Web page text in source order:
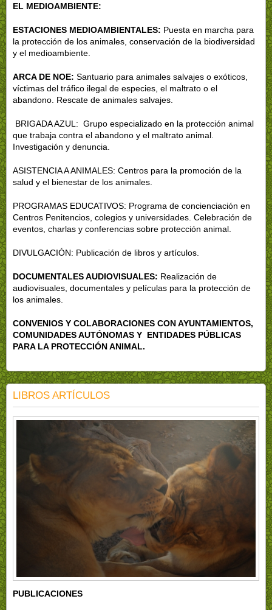
EL MEDIOAMBIENTE:
ESTACIONES MEDIOAMBIENTALES: Puesta en marcha para
la protección de los animales, conservación de la biodiversidad
y el medioambiente.
ARCA DE NOE: Santuario para animales salvajes o exóticos,
víctimas del tráfico ilegal de especies, el maltrato o el
abandono. Rescate de animales salvajes.
BRIGADA AZUL: Grupo especializado en la protección animal
que trabaja contra el abandono y el maltrato animal.
Investigación y denuncia.
ASISTENCIA A ANIMALES: Centros para la promoción de la
salud y el bienestar de los animales.
PROGRAMAS EDUCATIVOS: Programa de concienciación en
Centros Penitencios, colegios y universidades. Celebración de
eventos, charlas y conferencias sobre protección animal.
DIVULGACIÓN: Publicación de libros y artículos.
DOCUMENTALES AUDIOVISUALES: Realización de
audiovisuales, documentales y películas para la protección de
los animales.
CONVENIOS Y COLABORACIONES CON AYUNTAMIENTOS,
COMUNIDADES AUTÓNOMAS Y ENTIDADES PÚBLICAS
PARA LA PROTECCIÓN ANIMAL.
LIBROS ARTÍCULOS
PUBLICACIONES